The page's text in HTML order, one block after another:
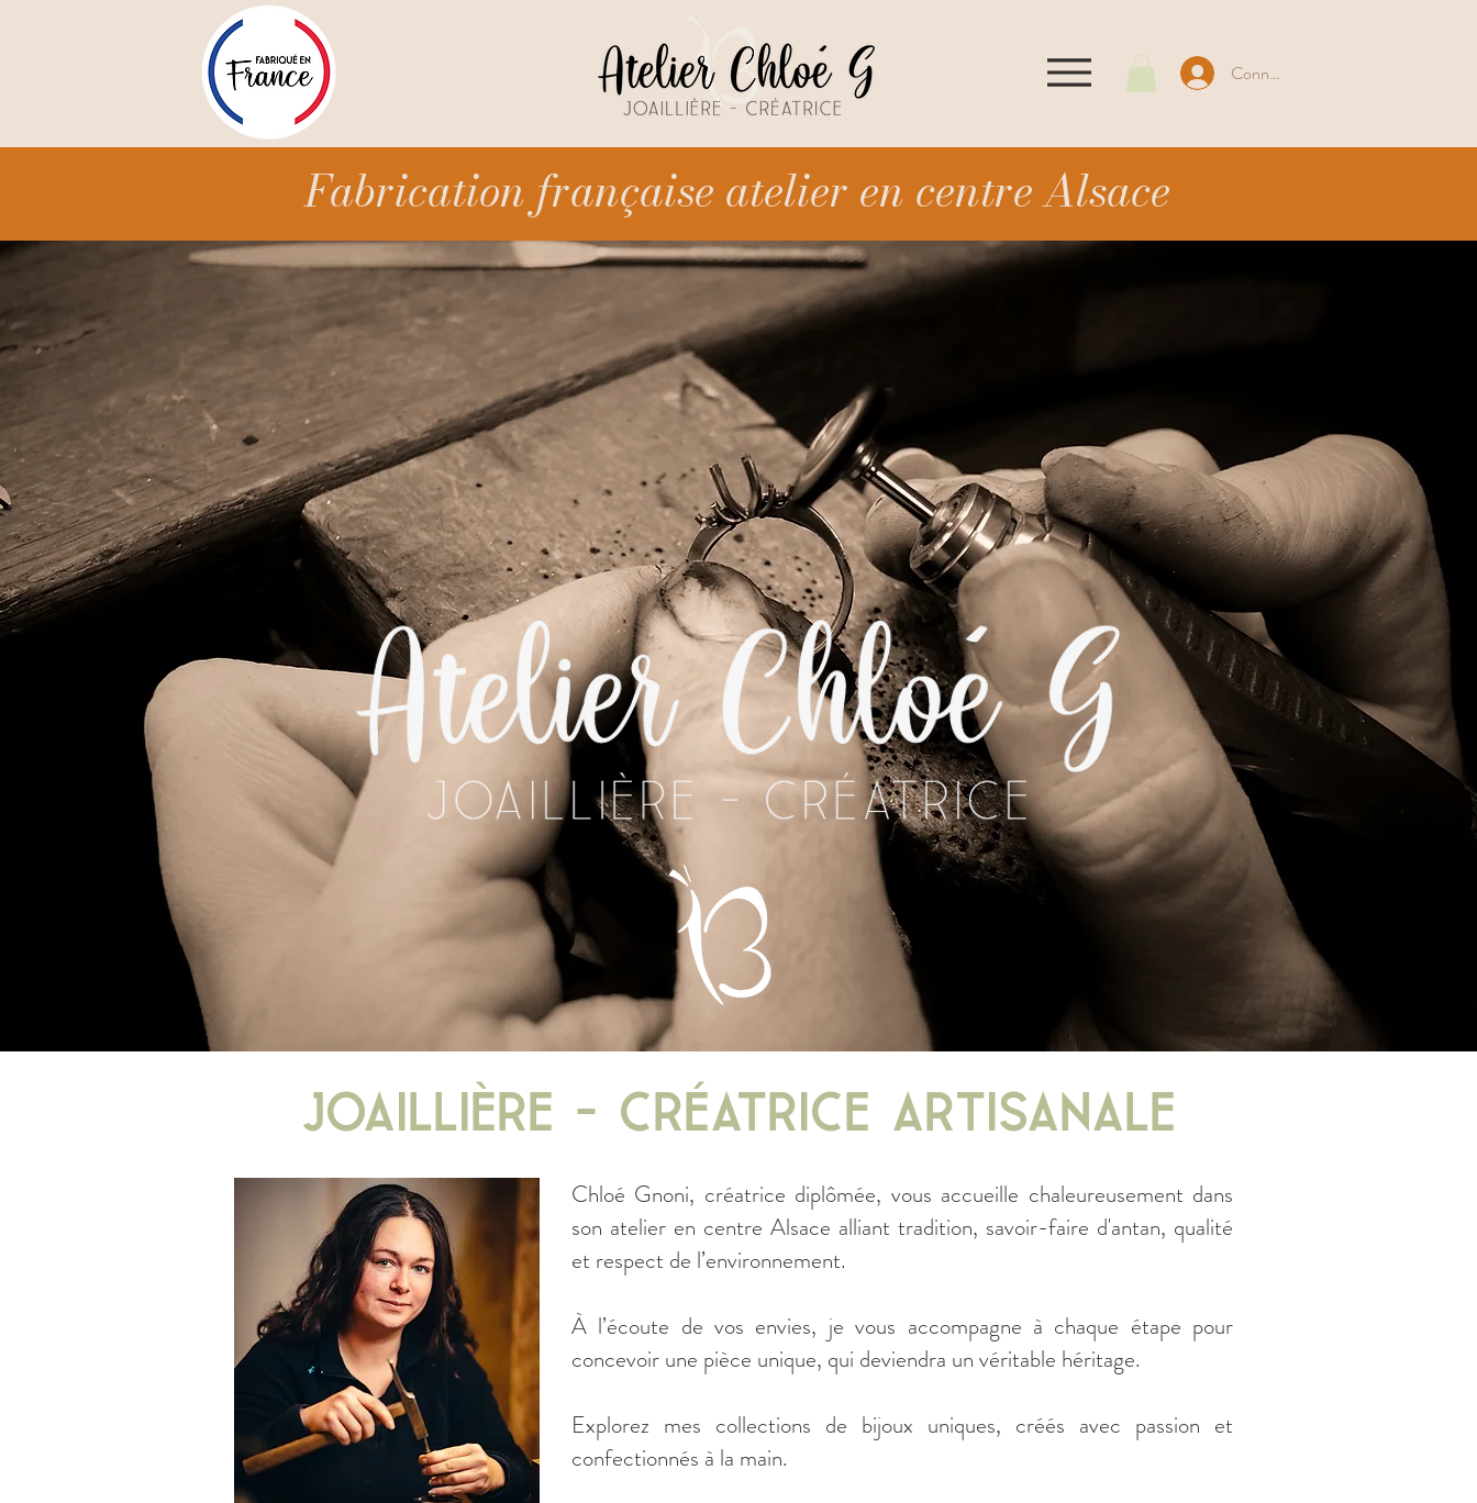
Connexion
Fabrication française atelier en centre Alsace
Joaillière - créatrice Artisanale
Chloé Gnoni, créatrice diplômée, vous accueille chaleureusement dans
son atelier en centre Alsace alliant tradition, savoir-faire d'antan, qualité
et respect de l’environnement.
À l’écoute de vos envies, je vous accompagne à chaque étape pour
concevoir une pièce unique, qui deviendra un véritable héritage.
Explorez mes collections de bijoux uniques, créés avec passion et
confectionnés à la main.